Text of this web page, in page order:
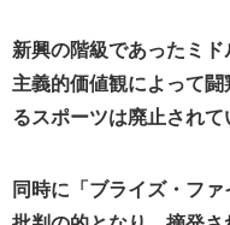
新興の階級であったミ
主義的価値観によって
るスポーツは廃止されて
同時に「ブライズ・フ